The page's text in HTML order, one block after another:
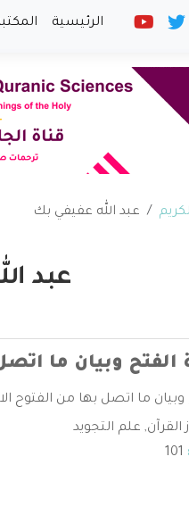
الرئيسية
عبد الله عفيفي بك
عبد
وبيان ما
ما اتصل بها من الفتوح
القرآن, علم التجويد